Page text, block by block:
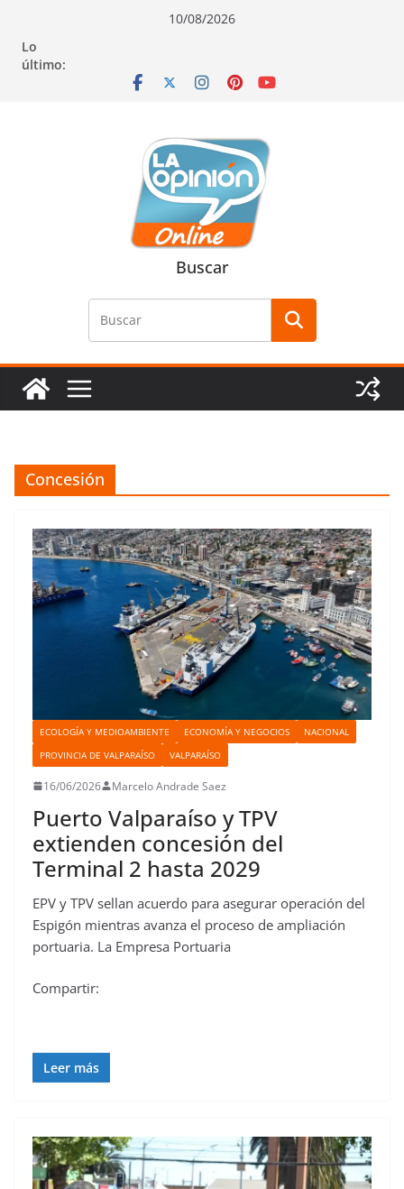
contenido
navegación
contenido
10/08/2026
Lo
último:
Buscar
Concesión
ECOLOGÍA Y MEDIOAMBIENTE ECONOMÍA Y NEGOCIOS
NACIONAL
PROVINCIA DE VALPARAÍSO
VALPARAÍSO
16/06/2026 Marcelo Andrade Saez
Puerto Valparaíso y TPV
extienden concesión del
Terminal 2 hasta 2029
EPV y TPV sellan acuerdo para asegurar operación del
Espigón mientras avanza el proceso de ampliación
portuaria. La Empresa Portuaria
Compartir:
Leer más